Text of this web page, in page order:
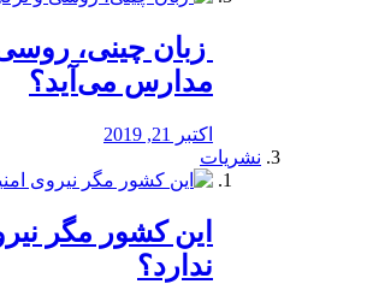
زبان چینی،
مدارس می‌آید؟
اکتبر 21, 2019
نشریات
این کشور مگر
ندارد؟